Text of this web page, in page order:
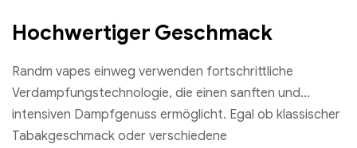
Hochwertiger Geschmack
Randm vapes einweg verwenden fortschrittliche
Verdampfungstechnologie, die einen sanften und
intensiven Dampfgenuss ermöglicht. Egal ob klassischer
Tabakgeschmack oder verschiedene